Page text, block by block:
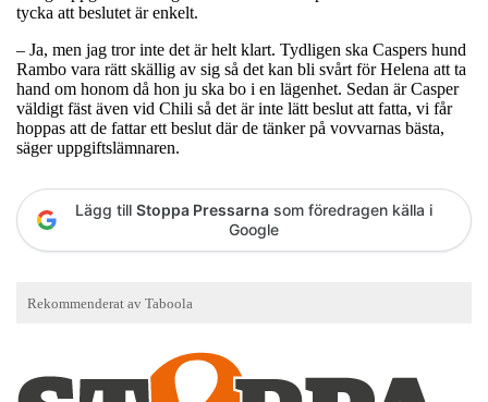
tycka att beslutet är enkelt.
– Ja, men jag tror inte det är helt klart. Tydligen ska Caspers hund
Rambo vara rätt skällig av sig så det kan bli svårt för Helena att ta
hand om honom då hon ju ska bo i en lägenhet. Sedan är Casper
väldigt fäst även vid Chili så det är inte lätt beslut att fatta, vi får
hoppas att de fattar ett beslut där de tänker på vovvarnas bästa,
säger uppgiftslämnaren.
Lägg till Stoppa Pressarna som föredragen källa i
Google